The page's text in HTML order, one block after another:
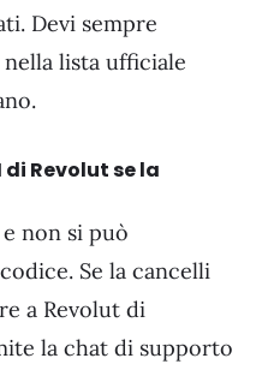
Devi sempre
lista ufficiale
Revolut se la
non si può
Se la cancelli
a Revolut di
la chat di supporto